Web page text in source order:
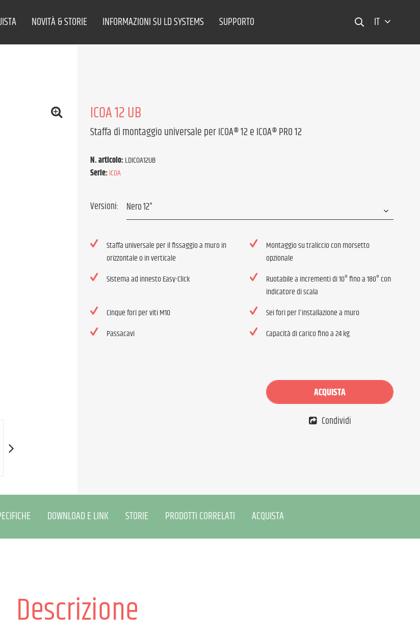
NOVITÀ & STORIE INFORMAZIONI SU LD SYSTEMS SUPPORTO IT
ICOA 12 UB
Staffa di montaggio universale per ICOA® 12 e ICOA® PRO 12
N. articolo:LDICOA12UB
Serie:ICOA
Versioni:
Staffa universale per il fissaggio a muro in
orizzontale o in verticale
Montaggio su traliccio con morsetto
opzionale
Sistema ad innesto Easy-Click
Ruotabile a incrementi di 10° fino a 180° con
indicatore di scala
Cinque fori per viti M10
Sei fori per l'installazione a muro
Passacavi
Capacità di carico fino a 24 kg
ACQUISTA
Condividi
DOWNLOAD E LINK STORIE PRODOTTI CORRELATI ACQUISTA
Descrizione